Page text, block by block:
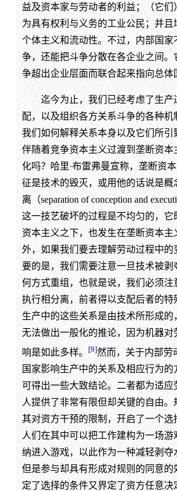
益及资本家与劳动者的利益；（它们
为具有权利与义务的工业公民；并且
个体主义和流动性。不过，内部国家
争，还能把斗争分散在各企业之间。
争超出企业层面而联合起来指向总体
迄今为止，我们已经考虑了生产
配，以及组织各方关系斗争的各种机
我们如何解释关系本身以及它们所引
伴随着竞争资本主义过渡到垄断资本
化吗？哈里·布雷弗曼宣称，垄断资
征是技术的毁灭，或用他的话说是概
离（separation of conception and
这一技艺破坏的过程是不均匀的，它
资本主义之下，也发生在垄断资本主
外，如果我们要去理解劳动过程中的
要的是，我们需要注意一旦技术被剥
何方式重组，也就是说，我们必须注
执行相分离，前者得以支配后者的特
生产中的这些关系是由技术所形成的
无法做出一般化的推论，因为机器对
响是如此多样。 [9]然而，关于内部劳
国家影响生产中的关系及相应行为的
可得出一些大致结论。二者都为适应
人提供了非常有限但却关键的自由。
其对资方干预的限制，开启了一个选
人们在其中可以把工作建构为一场游
纳进入游戏，以此作为一种减轻剥夺
但是参与却具有形成对规则的同意的
定了选择的条件又界定了资方任意决